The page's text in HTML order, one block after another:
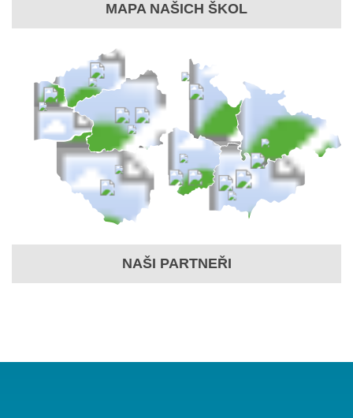
MAPA NAŠICH ŠKOL
NAŠI PARTNEŘI